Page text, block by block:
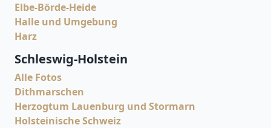
Elbe-Börde-Heide
Halle und Umgebung
Harz
Schleswig-Holstein
Alle Fotos
Dithmarschen
Herzogtum Lauenburg und Stormarn
Holsteinische Schweiz